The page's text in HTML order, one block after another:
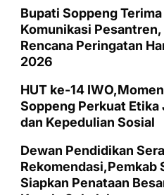
Bupati Soppeng
Komunikasi Pesantren,
Rencana Peringatan
2026
HUT ke-14
Soppeng Perkuat
dan Kepedulian Sosial
Dewan Pendidikan
Rekomendasi,Pemkab
Siapkan Penataan